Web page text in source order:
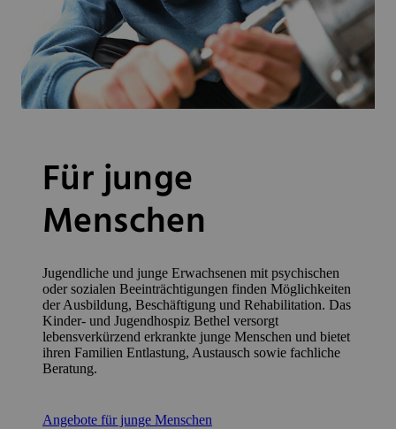
Für junge
Menschen
Jugendliche und junge Erwachsenen mit psychischen
oder sozialen Beeinträchtigungen finden Möglichkeiten
der Ausbildung, Beschäftigung und Rehabilitation. Das
Kinder- und Jugendhospiz Bethel versorgt
lebensverkürzend erkrankte junge Menschen und bietet
ihren Familien Entlastung, Austausch sowie fachliche
Beratung.
Angebote für junge Menschen